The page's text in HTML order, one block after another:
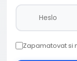
Zapamatovat si